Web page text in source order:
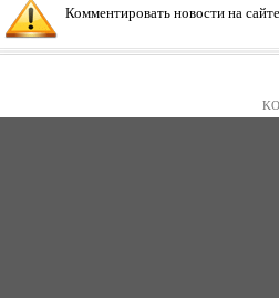
Комментировать новости на